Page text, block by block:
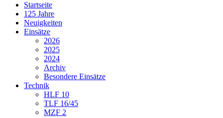
Startseite
125 Jahre
Neuigkeiten
Einsätze
2026
2025
2024
Archiv
Besondere Einsätze
Technik
HLF 10
TLF 16/45
MZF 2